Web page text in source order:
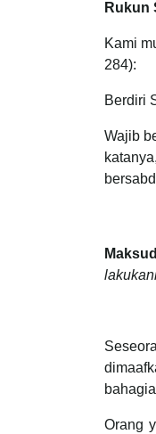
Rukun
Kami
284):
Berdiri
Wajib
Orang